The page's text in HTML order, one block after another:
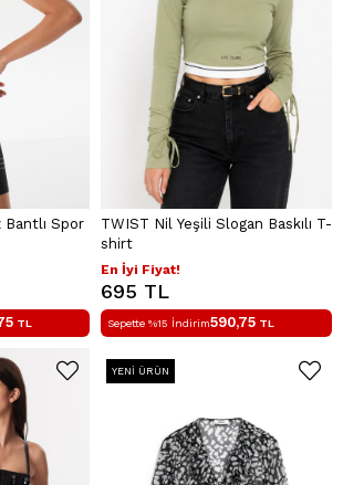
Bantlı Spor
TL
TWIST Nil Yeşili Slogan Baskılı T-
shirt
En İyi Fiyat!
695 TL
Sepette %15 İndirim590,75 TL
YENI ÜRÜN